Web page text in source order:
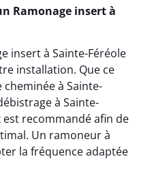
Ramonage insert à
insert à Sainte-Féréole
installation. Que ce
à Sainte-
à Sainte-
recommandé afin de
Un ramoneur à
la fréquence adaptée